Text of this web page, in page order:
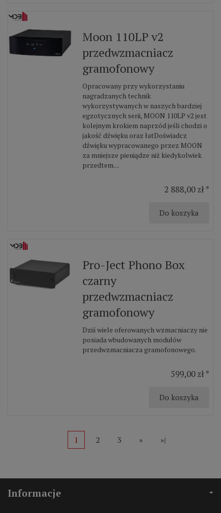
Moon 110LP v2
przedwzmacniacz
gramofonowy
Opracowany przy wykorzystaniu
nagradzanych technik
wykorzystywanych w naszych bardziej
egzotycznych serii, MOON 110LP v2 jest
kolejnym krokiem naprzód jeśli chodzi o
jakość dźwięku oraz łatDoświadcz
dźwięku wypracowanego przez MOON
za mniejsze pieniądze niż kiedykolwiek
przedtem....
2 888,00 zł *
Do koszyka
Pro-Ject Phono Box
czarny
przedwzmacniacz
gramofonowy
Dziś wiele oferowanych wzmacniaczy nie
posiada wbudowanych modułów
przedwzmacniacza gramofonowego.
599,00 zł *
Do koszyka
1 2 3 » »|
Informacje